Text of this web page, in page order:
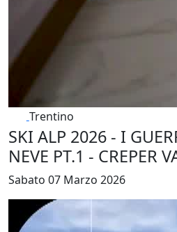
Trentino
SKI ALP 2026 - I
NEVE PT.1 - CREPER
Sabato 07 Marzo 2026